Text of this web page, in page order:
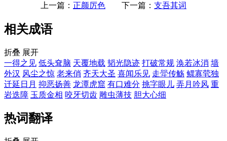
上一篇： 正颜厉色 下一篇： 支吾其词
相关成语
折叠 展开
一得之见 低头耷脑 天覆地载 韬光隐迹 打破常规 涣若冰消 墙
外汉 风尘之惊 老来俏 齐天大圣 喜闻乐见 走斝传觞 鳏寡茕独
迁延日月 抑恶扬善 龙潭虎窟 有口难分 挑字眼儿 弄月吟风 重
岩迭障 玉质金相 咬牙切齿 雕虫薄技 胆大心细
热词翻译